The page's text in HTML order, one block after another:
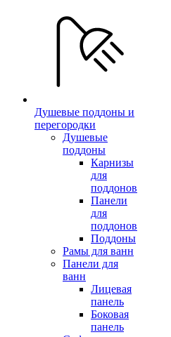
Душевые поддоны и
перегородки
Душевые
поддоны
Карнизы
для
поддонов
Панели
для
поддонов
Поддоны
Рамы для ванн
Панели для
ванн
Лицевая
панель
Боковая
панель